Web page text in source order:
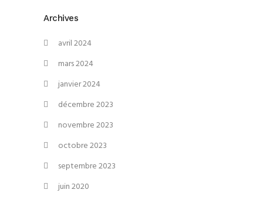
Archives
avril 2024
mars 2024
janvier 2024
décembre 2023
novembre 2023
octobre 2023
septembre 2023
juin 2020